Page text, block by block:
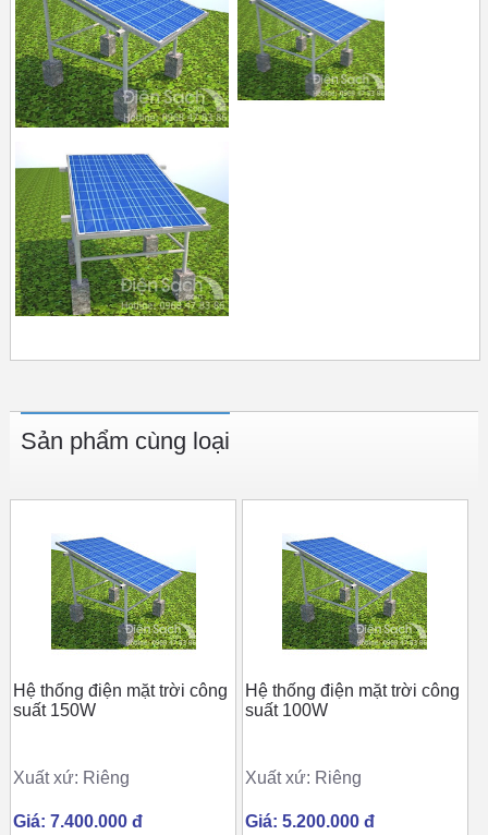
Sản phẩm cùng loại
Hệ thống điện mặt trời công
suất 150W
Xuất xứ: Riêng
Giá: 7.400.000 đ
Hệ thống điện mặt trời công
suất 100W
Xuất xứ: Riêng
Giá: 5.200.000 đ